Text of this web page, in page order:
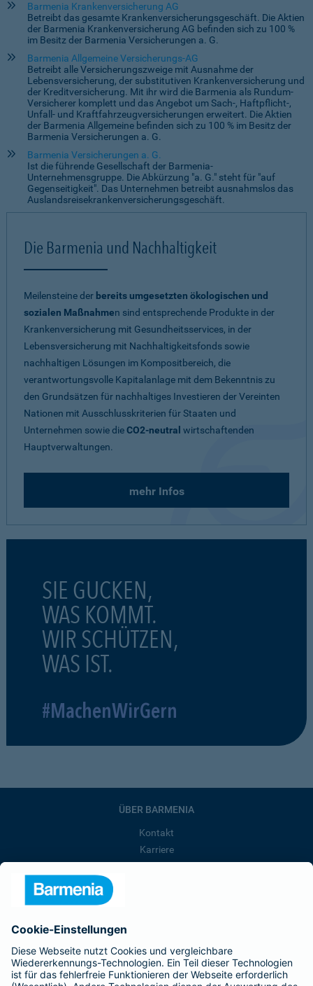
Barmenia Krankenversicherung AG
Betreibt das gesamte Krankenversicherungsgeschäft. Die Aktien
der Barmenia Krankenversicherung AG befinden sich zu 100 %
im Besitz der Barmenia Versicherungen a. G.
Barmenia Allgemeine Versicherungs-AG
Betreibt alle Versicherungszweige mit Ausnahme der
Lebensversicherung, der substitutiven Krankenversicherung und
der Kreditversicherung. Mit ihr wird die Barmenia als Rundum-
Versicherer komplett und das Angebot um Sach-, Haftpflicht-,
Unfall- und Kraftfahrzeugversicherungen erweitert. Die Aktien
der Barmenia Allgemeine befinden sich zu 100 % im Besitz der
Barmenia Versicherungen a. G.
Barmenia Versicherungen a. G.
Ist die führende Gesellschaft der Barmenia-
Unternehmensgruppe. Die Abkürzung "a. G." steht für "auf
Gegenseitigkeit". Das Unternehmen betreibt ausnahmslos das
Auslandsreisekrankenversicherungsgeschäft.
Die Barmenia und Nachhaltigkeit
Meilensteine der bereits umgesetzten ökologischen und
sozialen Maßnahmen sind entsprechende Produkte in der
Krankenversicherung mit Gesundheitsservices, in der
Lebensversicherung mit Nachhaltigkeitsfonds sowie
nachhaltigen Lösungen im Kompositbereich, die
verantwortungsvolle Kapitalanlage mit dem Bekenntnis zu
den Grundsätzen für nachhaltiges Investieren der Vereinten
Nationen mit Ausschlusskriterien für Staaten und
Unternehmen sowie dieCO2-neutral wirtschaftenden
Hauptverwaltungen.
mehr Infos
SIE GUCKEN,
WAS KOMMT.
WIR SCHÜTZEN,
WAS IST.
#MachenWirGern
ÜBER BARMENIA
Kontakt
Karriere
Barmenia ist Teil der BarmeniaGothaer
BELIEBTE SEITEN